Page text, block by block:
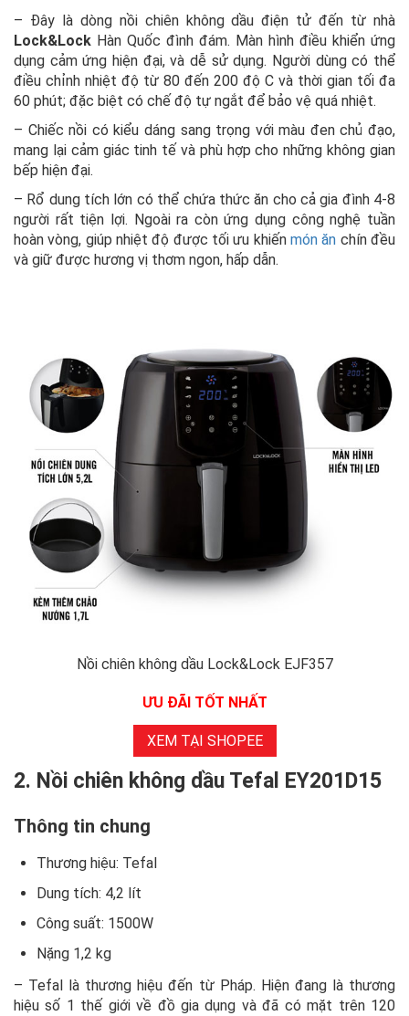
– Đây là dòng nồi chiên không dầu điện tử đến từ nhà
Lock&Lock Hàn Quốc đình đám. Màn hình điều khiển ứng
dụng cảm ứng hiện đại, và dễ sử dụng. Người dùng có thể
điều chỉnh nhiệt độ từ 80 đến 200 độ C và thời gian tối đa
60 phút; đặc biệt có chế độ tự ngắt để bảo vệ quá nhiệt.
– Chiếc nồi có kiểu dáng sang trọng với màu đen chủ đạo,
mang lại cảm giác tinh tế và phù hợp cho những không gian
bếp hiện đại.
– Rổ dung tích lớn có thể chứa thức ăn cho cả gia đình 4-8
người rất tiện lợi. Ngoài ra còn ứng dụng công nghệ tuần
hoàn vòng, giúp nhiệt độ được tối ưu khiến món ăn chín đều
và giữ được hương vị thơm ngon, hấp dẫn.
Nồi chiên không dầu Lock&Lock EJF357
ƯU ĐÃI TỐT NHẤT
XEM TẠI SHOPEE
2. Nồi chiên không dầu Tefal EY201D15
Thông tin chung
Thương hiệu: Tefal
Dung tích: 4,2 lít
Công suất: 1500W
Nặng 1,2 kg
– Tefal là thương hiệu đến từ Pháp. Hiện đang là thương
hiệu số 1 thế giới về đồ gia dụng và đã có mặt trên 120